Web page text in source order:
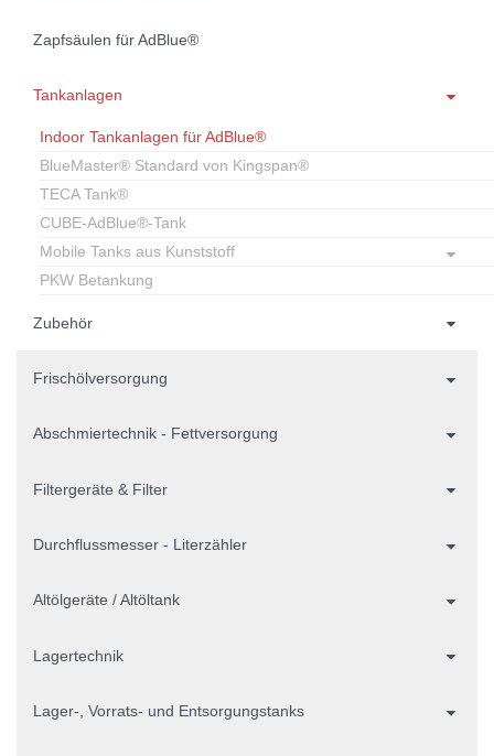
Zapfsäulen für AdBlue®
Tankanlagen
Indoor Tankanlagen für AdBlue®
BlueMaster® Standard von Kingspan®
TECA Tank®
CUBE-AdBlue®-Tank
Mobile Tanks aus Kunststoff
PKW Betankung
Zubehör
Frischölversorgung
Abschmiertechnik - Fettversorgung
Filtergeräte & Filter
Durchflussmesser - Literzähler
Altölgeräte / Altöltank
Lagertechnik
Lager-, Vorrats- und Entsorgungstanks